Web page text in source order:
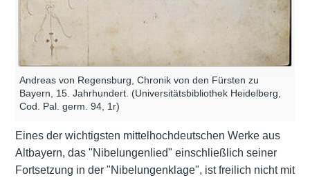
Andreas von Regensburg, Chronik von den Fürsten zu
Bayern, 15. Jahrhundert. (Universitätsbibliothek Heidelberg,
Cod. Pal. germ. 94, 1r)
Eines der wichtigsten mittelhochdeutschen Werke aus
Altbayern, das "Nibelungenlied" einschließlich seiner
Fortsetzung in der "Nibelungenklage", ist freilich nicht mit